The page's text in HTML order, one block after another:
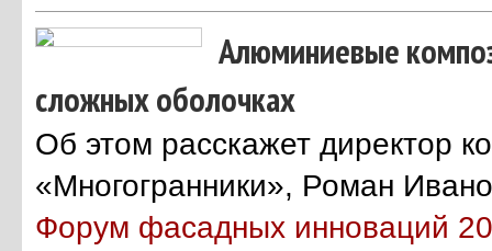
Алюминиевые
сложных оболочках
Об этом расскажет директор
«Многогранники», Роман
Форум фасадных инноваций